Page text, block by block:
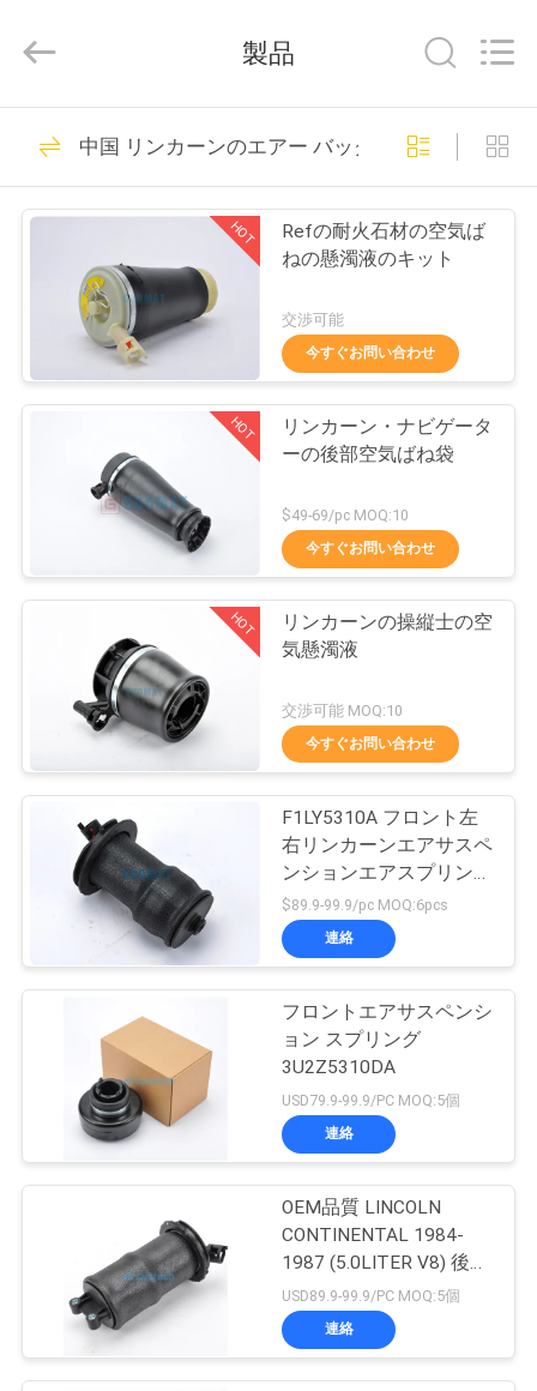
プ
ト
に
行
理
に
2026
GUANGZHOU
SPRING
Rights
懸濁液の空気ばね
635
産業空気ばね
1489
Goodyearの空気ば
ね
空気懸濁液の圧縮機
メルセデスは懸濁
液を乾燥します
126
製品
中国 リンカーンのエアー バッグ
HOT
Refの耐火石材の空気ば
ねの懸濁液のキット
交渉可能
今すぐお問い合わせ
HOT
リンカーン・ナビゲータ
ーの後部空気ばね袋
$49-69/pc MOQ:10
今すぐお問い合わせ
HOT
リンカーンの操縦士の空
気懸濁液
交渉可能 MOQ:10
今すぐお問い合わせ
F1LY5310A フロント左
右リンカーンエアサスペ
ンションエアスプリング
F1LY5310B エアショッ
クバッグ
$89.9-99.9/pc MOQ:6pcs
連絡
フロントエアサスペンシ
ョン スプリング
3U2Z5310DA
USD79.9-99.9/PC MOQ:5個
連絡
OEM品質 LINCOLN
CONTINENTAL 1984-
1987 (5.0LITER V8) 後ろ
のエアスプリング
USD89.9-99.9/PC MOQ:5個
連絡